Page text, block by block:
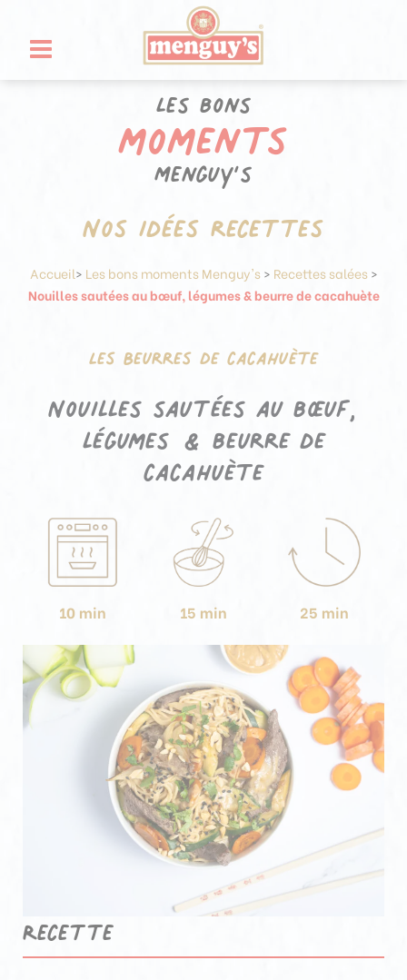
contenu
Les bons
moments
Menguy’s
Nos idées recettes
Accueil> Les bons moments Menguy's> Recettes salées>
Nouilles sautées au bœuf, légumes & beurre de cacahuète
Les Beurres de cacahuète
Nouilles sautées au bœuf,
légumes & beurre de
cacahuète
10 min 15 min 25 min
Recette
Panneau de gestion des cookies